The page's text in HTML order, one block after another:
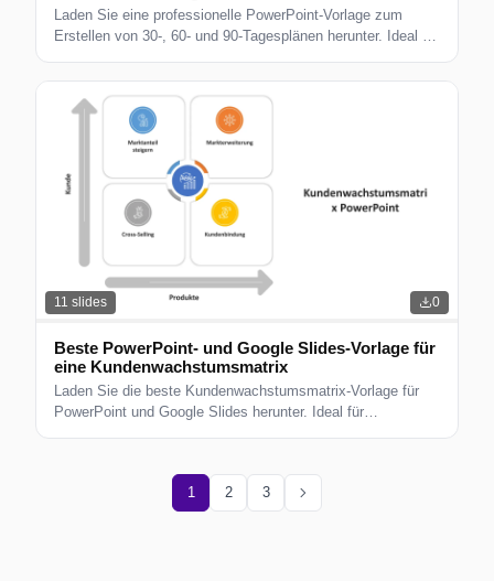
Laden Sie eine professionelle PowerPoint-Vorlage zum
Erstellen von 30-, 60- und 90-Tagesplänen herunter. Ideal für
11 slides 0
Beste PowerPoint- und Google Slides-Vorlage für
eine Kundenwachstumsmatrix
Laden Sie die beste Kundenwachstumsmatrix-Vorlage für
PowerPoint und Google Slides herunter. Ideal für
1 2 3 chevron_right